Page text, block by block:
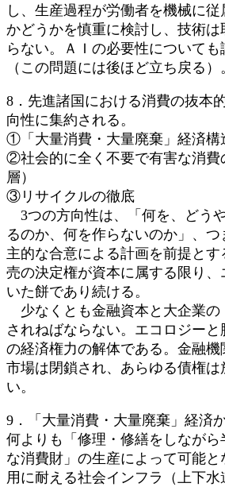
し、生産過程が労働者を機械に
かどうかを慎重に検討し、技術
らない。ＡＩの必要性について
（この問題には後ほど立ち戻る）
8．先進諸国における消費の抜本
向性に集約される。
①「大量消費・大量廃棄」経済構
②社会的に全く不要で有害な消費
層）
③リサイクルの徹底
3つの方向性は、「何を、どう
るのか、何を作らないのか」、
主的な合意による計画を前提と
売の決定権が資本に属する限り
いた餅であり続ける。
少なくとも金融資本と大企業の
されねばならない。エコロジー
の経済権力の解体である。金融
市場は閉鎖され、あらゆる債権
い。
9．「大量消費・大量廃棄」経済
何よりも「修理・修繕をしなが
な消費財」の生産によって可能
用に耐える社会インフラ（上下水